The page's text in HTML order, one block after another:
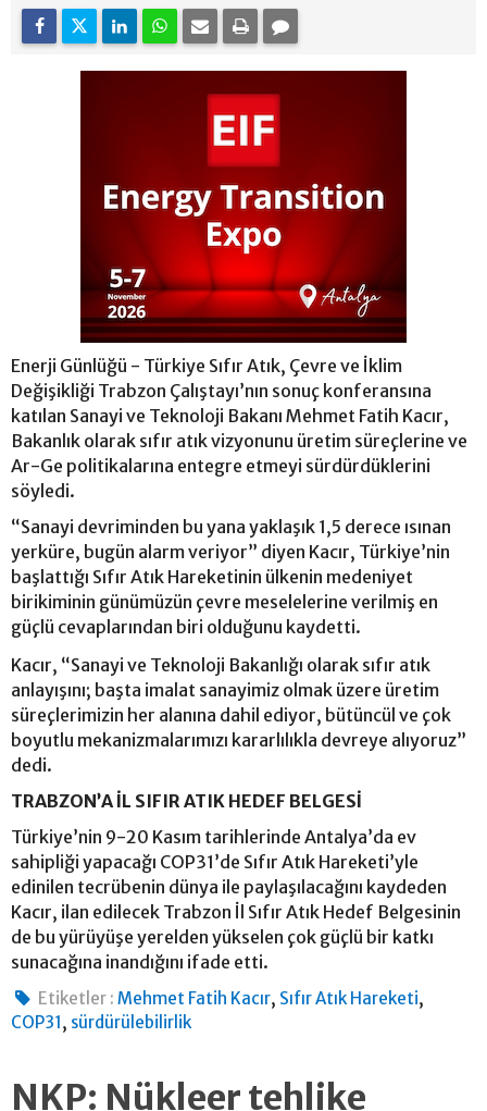
Enerji Günlüğü - Türkiye Sıfır Atık, Çevre ve İklim
Değişikliği Trabzon Çalıştayı’nın sonuç konferansına
katılan Sanayi ve Teknoloji Bakanı Mehmet Fatih Kacır,
Bakanlık olarak sıfır atık vizyonunu üretim süreçlerine ve
Ar-Ge politikalarına entegre etmeyi sürdürdüklerini
söyledi.
“Sanayi devriminden bu yana yaklaşık 1,5 derece ısınan
yerküre, bugün alarm veriyor” diyen Kacır, Türkiye’nin
başlattığı Sıfır Atık Hareketinin ülkenin medeniyet
birikiminin günümüzün çevre meselelerine verilmiş en
güçlü cevaplarından biri olduğunu kaydetti.
Kacır, “Sanayi ve Teknoloji Bakanlığı olarak sıfır atık
anlayışını; başta imalat sanayimiz olmak üzere üretim
süreçlerimizin her alanına dahil ediyor, bütüncül ve çok
boyutlu mekanizmalarımızı kararlılıkla devreye alıyoruz”
dedi.
TRABZON’A İL SIFIR ATIK HEDEF BELGESİ
Türkiye’nin 9-20 Kasım tarihlerinde Antalya’da ev
sahipliği yapacağı COP31’de Sıfır Atık Hareketi’yle
edinilen tecrübenin dünya ile paylaşılacağını kaydeden
Kacır, ilan edilecek Trabzon İl Sıfır Atık Hedef Belgesinin
de bu yürüyüşe yerelden yükselen çok güçlü bir katkı
sunacağına inandığını ifade etti.
Etiketler : Mehmet Fatih Kacır, Sıfır Atık Hareketi,
COP31, sürdürülebilirlik
NKP: Nükleer tehlike